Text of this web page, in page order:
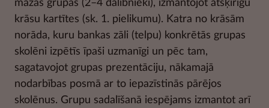
mazās grupās (2–4 dalībnieki), izmantojot atšķirīgu
krāsu kartītes (sk. 1. pielikumu). Katra no krāsām
norāda, kuru bankas zāli (telpu) konkrētās grupas
skolēni izpētīs īpaši uzmanīgi un pēc tam,
sagatavojot grupas prezentāciju, nākamajā
nodarbības posmā ar to iepazīstinās pārējos
skolēnus. Grupu sadalīšanā iespējams izmantot arī